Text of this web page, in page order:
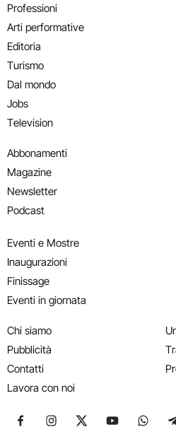
Professioni
Arti performative
Editoria
Turismo
Dal mondo
Jobs
Television
Abbonamenti
Magazine
Newsletter
Podcast
Eventi e Mostre
Inaugurazioni
Finissage
Eventi in giornata
Chi siamo
Pubblicità
Contatti
Lavora con noi
Seguici su Facebook
Seguici su Instagram
Seguici su X
Seguici su